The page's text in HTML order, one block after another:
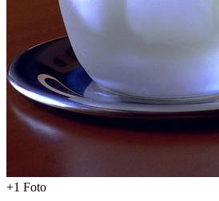
+1 Foto